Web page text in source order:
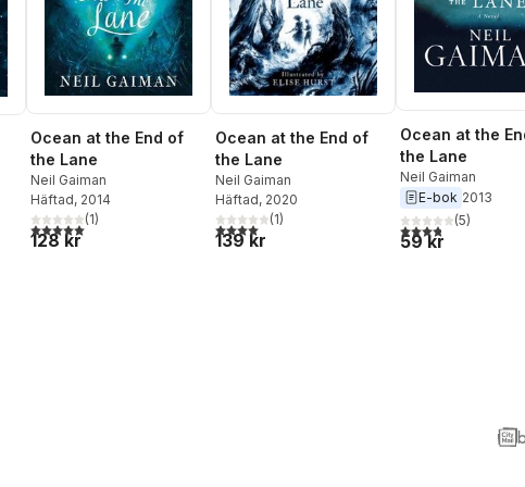
Ocean at the End of
the Lane
Neil Gaiman
Häftad, 2014
5,0utav 5 stjärnor. Totalt antal röster:
(1)
128 kr
Ocean at the End of
the Lane
Neil Gaiman
Häftad, 2020
4,0utav 5 stjärnor. Totalt antal röster:
(1)
139 kr
Ocean at the
the Lane
Neil Gaiman
E-bok 2013
3,8utav 5 stjärnor.
(5)
59 kr